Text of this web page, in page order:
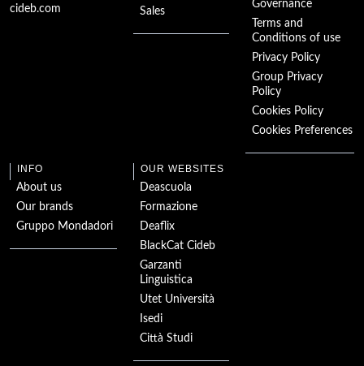
The Importance of
Being Earnest